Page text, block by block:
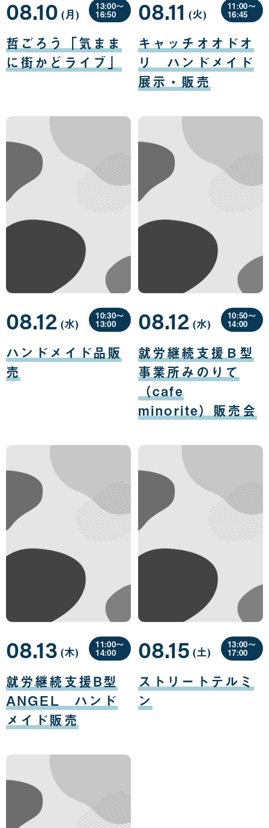
哲ごろう「気まま
に街かどライブ」
08.10
月
10
日
(月曜
日
)
13:00〜
16:50
キャッチオオドオ
リ ハンドメイド
展示・販売
08.11
月
11
日
(火曜
日
)
11:00〜
16:45
ハンドメイド品販
売
08.12
月
12
日
(水曜
日
)
10:30〜
13:00
就労継続支援Ｂ型
事業所みのりて
（cafe
minorite）販売会
08.12
月
12
日
(水曜
日
)
10:50〜
14:00
就労継続支援B型
ANGEL ハンド
メイド販売
08.13
月
13
日
(木曜
日
)
11:00〜
14:00
ストリートテルミ
ン
08.15
月
15
日
(土曜
日
)
13:00〜
17:00